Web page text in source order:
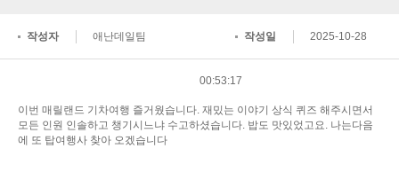
작성자 애난데일팀 작성일 2025-10-28
00:53:17
이번 매릴랜드 기차여행 즐거웠습니다. 재밌는 이야기 상식 퀴즈 해주시면서
모든 인원 인솔하고 챙기시느냐 수고하셨습니다. 밥도 맛있었고요. 나는다음
에 또 탑여행사 찾아 오겠습니다